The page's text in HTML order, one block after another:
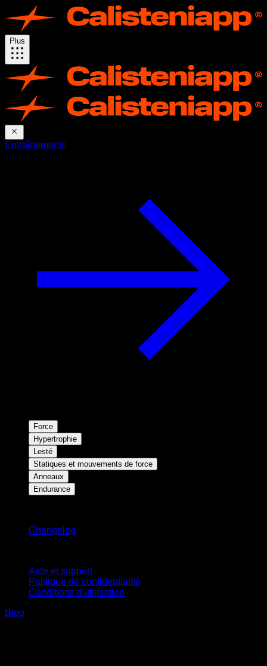
Plus
Entraînements
Force
Hypertrophie
Lesté
Statiques et mouvements de force
Anneaux
Endurance
Changelog
Aide et support
Politique de confidentialité
Conditions d'utilisation
Blog